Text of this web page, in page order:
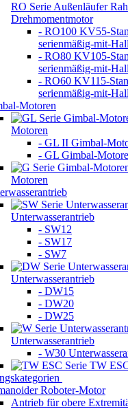
RO Serie Außenläufer
Drehmomentmotor
- RO100 KV55-
serienmäßig-mit-Hall
- RO80 KV105-
serienmäßig-mit-Hall
- RO60 KV115-
serienmäßig-mit-Hall
Motoren
Motoren
- GL II Gimbal-
- GL Gimbal-
Motoren
Unterwasserantrieb
- SW12
- SW17
- SW7
Unterwasserantrieb
- DW15
- DW20
- DW25
Unterwasserantrieb
- W30
TW
Roboter-Motor
Antrieb für obere